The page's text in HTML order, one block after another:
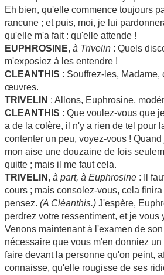
Eh bien, qu'elle commence toujours
rancune ; et puis, moi, je lui
qu'elle m'a fait : qu'elle attende !
EUPHROSINE, à Trivelin : Quels
m'exposiez à les entendre !
CLEANTHIS : Souffrez-les, Madame,
œuvres.
TRIVELIN : Allons, Euphrosine,
CLEANTHIS : Que voulez-vous que
a de la colère, il n'y a rien de tel pour
contenter un peu, voyez-vous !
mon aise une douzaine de fois
quitte ; mais il me faut cela.
TRIVELIN , à part, à Euphrosine : Il
cours ; mais consolez-vous, cela
pensez. (A Cléanthis.) J'espère,
perdrez votre ressentiment, et je vous
Venons maintenant à l'examen de
nécessaire que vous m'en donniez
faire devant la personne qu'on peint,
connaisse, qu'elle rougisse de ses